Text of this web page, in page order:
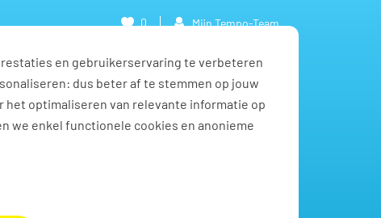
en gebruikerservaring te verbeteren
dus beter af te stemmen op jouw
het optimaliseren van relevante informatie op
we enkel functionele cookies en anonieme
0 Mijn Tempo-Team